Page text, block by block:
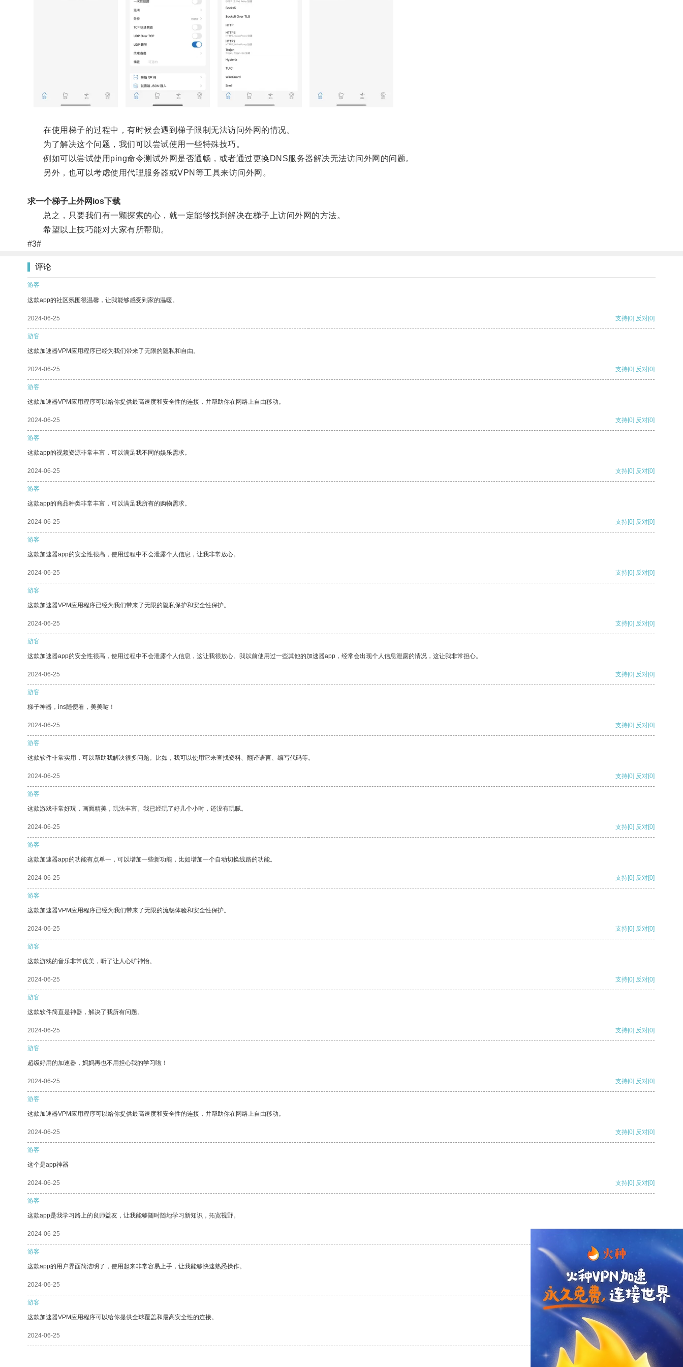
在使用梯子的过程中，有时候会遇到梯子限制无法访问外网的情况。
为了解决这个问题，我们可以尝试使用一些特殊技巧。
例如可以尝试使用ping命令测试外网是否通畅，或者通过更换DNS服务器解决无法访问外网的问题。
另外，也可以考虑使用代理服务器或VPN等工具来访问外网。
求一个梯子上外网ios下载
总之，只要我们有一颗探索的心，就一定能够找到解决在梯子上访问外网的方法。
希望以上技巧能对大家有所帮助。
#3#
评论
游客
这款app的社区氛围很温馨，让我能够感受到家的温暖。
2024-06-25 支持[0] 反对[0]
游客
这款加速器VPM应用程序已经为我们带来了无限的隐私和自由。
2024-06-25 支持[0] 反对[0]
游客
这款加速器VPM应用程序可以给你提供最高速度和安全性的连接，并帮助你在网络上自由移动。
2024-06-25 支持[0] 反对[0]
游客
这款app的视频资源非常丰富，可以满足我不同的娱乐需求。
2024-06-25 支持[0] 反对[0]
游客
这款app的商品种类非常丰富，可以满足我所有的购物需求。
2024-06-25 支持[0] 反对[0]
游客
这款加速器app的安全性很高，使用过程中不会泄露个人信息，让我非常放心。
2024-06-25 支持[0] 反对[0]
游客
这款加速器VPM应用程序已经为我们带来了无限的隐私保护和安全性保护。
2024-06-25 支持[0] 反对[0]
游客
这款加速器app的安全性很高，使用过程中不会泄露个人信息，这让我很放心。我以前使用过一些其他的加速器app，经常会出现个人信息泄露的情况，这让我非常担心。
2024-06-25 支持[0] 反对[0]
游客
梯子神器，ins随便看，美美哒！
2024-06-25 支持[0] 反对[0]
游客
这款软件非常实用，可以帮助我解决很多问题。比如，我可以使用它来查找资料、翻译语言、编写代码等。
2024-06-25 支持[0] 反对[0]
游客
这款游戏非常好玩，画面精美，玩法丰富。我已经玩了好几个小时，还没有玩腻。
2024-06-25 支持[0] 反对[0]
游客
这款加速器app的功能有点单一，可以增加一些新功能，比如增加一个自动切换线路的功能。
2024-06-25 支持[0] 反对[0]
游客
这款加速器VPM应用程序已经为我们带来了无限的流畅体验和安全性保护。
2024-06-25 支持[0] 反对[0]
游客
这款游戏的音乐非常优美，听了让人心旷神怡。
2024-06-25 支持[0] 反对[0]
游客
这款软件简直是神器，解决了我所有问题。
2024-06-25 支持[0] 反对[0]
游客
超级好用的加速器，妈妈再也不用担心我的学习啦！
2024-06-25 支持[0] 反对[0]
游客
这款加速器VPM应用程序可以给你提供最高速度和安全性的连接，并帮助你在网络上自由移动。
2024-06-25 支持[0] 反对[0]
游客
这个是app神器
2024-06-25 支持[0] 反对[0]
游客
这款app是我学习路上的良师益友，让我能够随时随地学习新知识，拓宽视野。
2024-06-25
游客
这款app的用户界面简洁明了，使用起来非常容易上手，让我能够快速熟悉操作。
2024-06-25 支持 [0] 反对 [0]
游客
这款加速器VPM应用程序可以给你提供全球覆盖和最高安全性的连接。
2024-06-25 支持